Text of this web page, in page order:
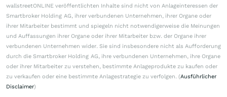
wallstreetONLINE veröffentlichten Inhalte sind nicht von Anlageinteressen der
Smartbroker Holding AG, ihrer verbundenen Unternehmen, ihrer Organe oder
ihrer Mitarbeiter bestimmt und spiegeln nicht notwendigerweise die Meinungen
und Auffassungen ihrer Organe oder ihrer Mitarbeiter bzw. der Organe ihrer
verbundenen Unternehmen wider. Sie sind insbesondere nicht als Aufforderung
durch die Smartbroker Holding AG, ihre verbundenen Unternehmen, ihre Organe
oder ihrer Mitarbeiter zu verstehen, bestimmte Anlageprodukte zu kaufen oder
zu verkaufen oder eine bestimmte Anlagestrategie zu verfolgen. (Ausführlicher
Disclaimer)